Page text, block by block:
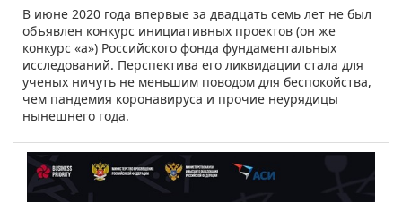
​​В июне 2020 года впервые за двадцать семь лет не был
объявлен конкурс инициативных проектов (он же
конкурс «а») Российского фонда фундаментальных
исследований. Перспектива его ликвидации стала для
ученых ничуть не меньшим поводом для беспокойства,
чем пандемия коронавируса и прочие неурядицы
нынешнего года.